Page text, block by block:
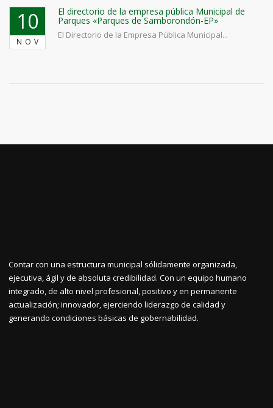
10
NOV
El directorio de la empresa pública Municipal de
Parques «Parques de Samborondón-EP»
El Directorio de la Empresa Pública Municipal...
Contar con una estructura municipal sólidamente organizada,
ejecutiva, ágil y de absoluta credibilidad. Con un equipo humano
integrado, de alto nivel profesional, positivo y en permanente
actualización; innovador, ejerciendo liderazgo de calidad y
generando condiciones básicas de gobernabilidad.